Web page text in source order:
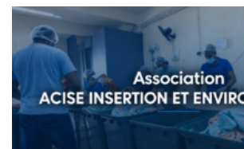
RESSOURCES DOCUMENTAIRES
SIGNALER UNE FRAUDE